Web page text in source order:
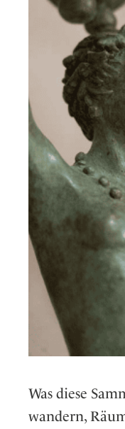
Was diese
wandern,